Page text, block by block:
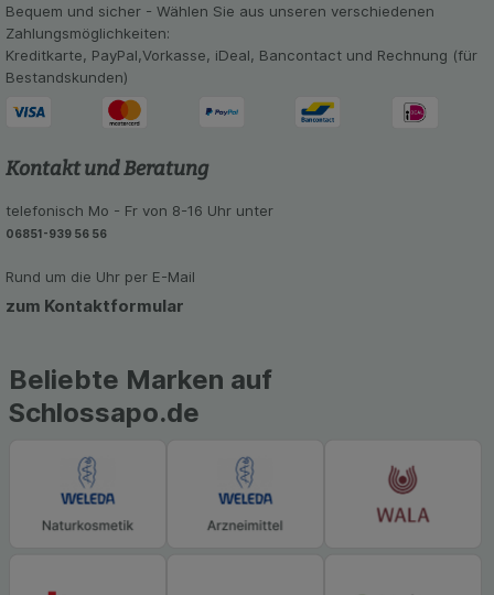
Bequem und sicher - Wählen Sie aus unseren verschiedenen
Zahlungsmöglichkeiten:
Kreditkarte, PayPal,Vorkasse, iDeal, Bancontact und Rechnung (für
Bestandskunden)
Kontakt und Beratung
telefonisch Mo - Fr von 8-16 Uhr unter
06851-939 56 56
Rund um die Uhr per E-Mail
zum Kontaktformular
Beliebte Marken auf
Schlossapo.de